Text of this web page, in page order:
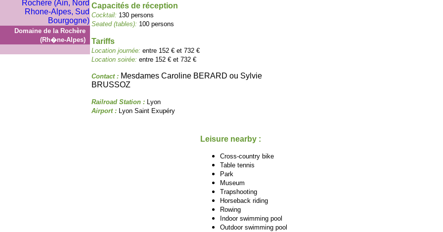
Domaine de la Rochère
(Rh�ne-Alpes)
Capacités de réception
Cocktail: 130 persons
Seated (tables): 100 persons
Tariffs
Location journée: entre 152 € et 732 €
Location soirée: entre 152 € et 732 €
Contact : Mesdames Caroline BERARD ou Sylvie
BRUSSOZ
Railroad Station : Lyon
Airport : Lyon Saint Exupéry
Leisure nearby :
Cross-country bike
Table tennis
Park
Museum
Trapshooting
Horseback riding
Rowing
Indoor swimming pool
Outdoor swimming pool